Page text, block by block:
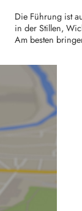
Die Führung ist
in der Stillen,
Am besten